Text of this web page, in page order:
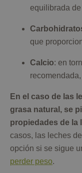
equilibrada
que
Calcio: en
En el caso de las
grasa natural, se
propiedades de la
casos, las leches
opción si se sigue
perder peso.